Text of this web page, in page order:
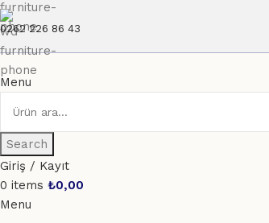
0262 226 86 43
Menu
Search
Giriş / Kayıt
0 items ₺0,00
Menu